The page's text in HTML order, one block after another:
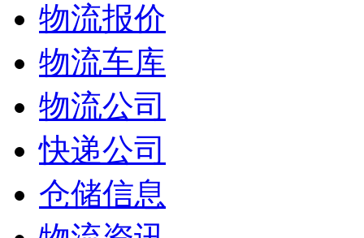
物流报价
物流车库
物流公司
快递公司
仓储信息